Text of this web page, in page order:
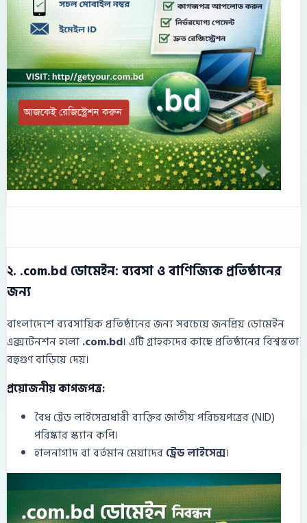
২. .com.bd ডোমেইন: ব্যবসা ও বাণিজ্যিক প্রতিষ্ঠানের
জন্য
বাংলাদেশে ব্যবসায়িক প্রতিষ্ঠানের জন্য সবচেয়ে জনপ্রিয় ডোমেইন
এক্সটেনশন হলো.com.bd। এটি গ্রাহকদের কাছে প্রতিষ্ঠানের বিশ্বস্ততা
বহুগুণ বাড়িয়ে দেয়।
প্রয়োজনীয় কাগজপত্র:
বৈধ ট্রেড লাইসেন্সধারী ব্যক্তির জাতীয় পরিচয়পত্রের (NID)
পরিষ্কার স্ক্যান কপি।
হালনাগাদ বা বর্তমান মেয়াদেরট্রেড লাইসেন্স।